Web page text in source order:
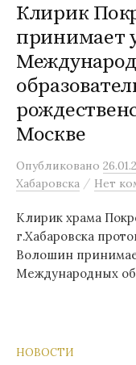
Клирик
принимает
Москве
Опубликовано
Хабаровска / Нет
Клирик храма
г.Хабаровска
Волошин
Международных
НОВОСТИ